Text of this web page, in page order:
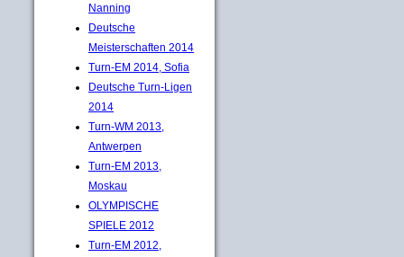
Nanning
Deutsche
Meisterschaften 2014
Turn-EM 2014, Sofia
Deutsche Turn-Ligen
2014
Turn-WM 2013,
Antwerpen
Turn-EM 2013,
Moskau
OLYMPISCHE
SPIELE 2012
Turn-EM 2012,